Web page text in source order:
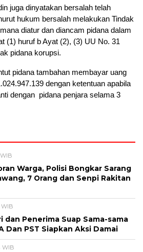
juga dinyatakan bersalah telah
hukum bersalah melakukan Tindak
diatur dan diancam pidana dalam
(1) huruf b Ayat (2), (3) UU No. 31
pidana korupsi.
pidana tambahan membayar uang
dengan ketentuan apabila
dengan pidana penjara selama 3
Warga, Polisi Bongkar Sarang
7 Orang dan Senpi Rakitan
WIB
dan Penerima Suap Sama-sama
Dan PST Siapkan Aksi Damai
WIB